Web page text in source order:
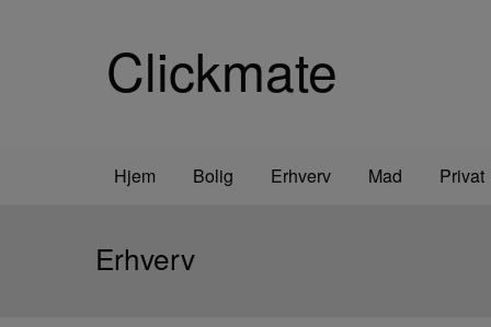
Clickmate
Hjem Bolig Erhverv Mad Privat
Erhverv